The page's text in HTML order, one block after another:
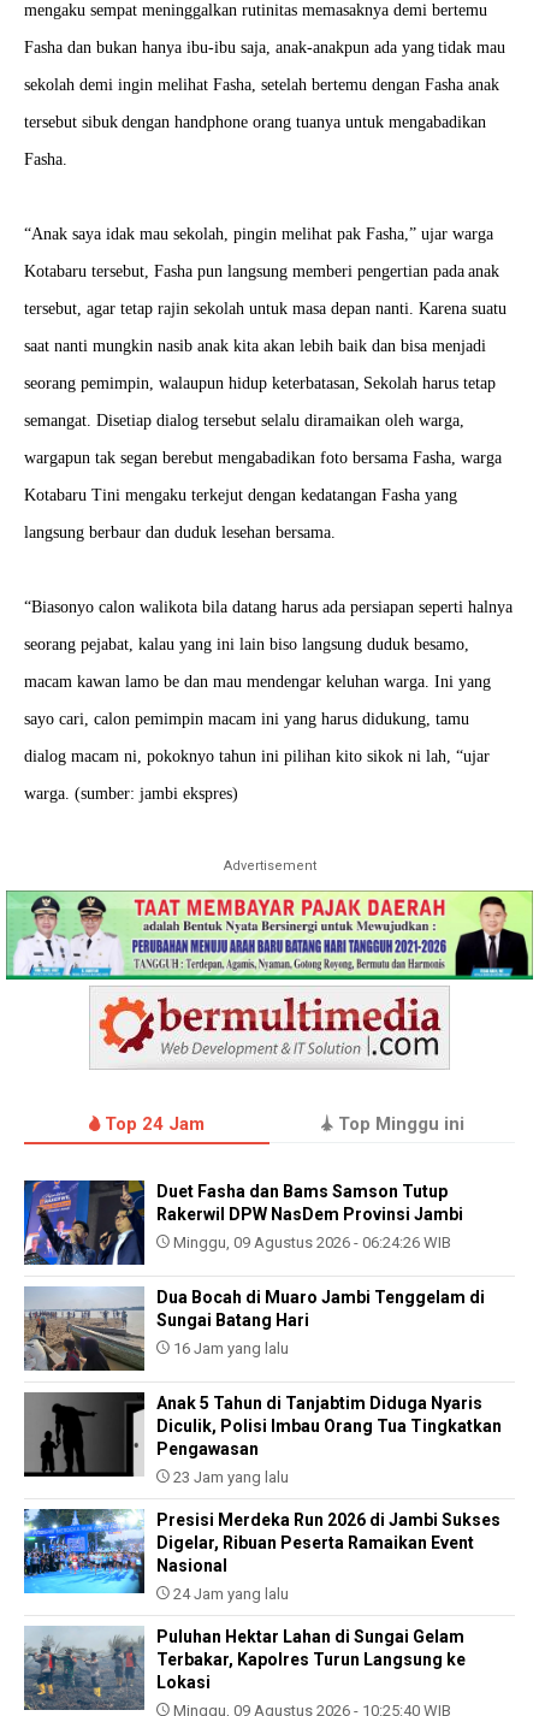
mengaku sempat meninggalkan rutinitas memasaknya demi bertemu
Fasha dan bukan hanya ibu-ibu saja, anak-anakpun ada yang tidak mau
sekolah demi ingin melihat Fasha, setelah bertemu dengan Fasha anak
tersebut sibuk dengan handphone orang tuanya untuk mengabadikan
Fasha.
“Anak saya idak mau sekolah, pingin melihat pak Fasha,” ujar warga
Kotabaru tersebut, Fasha pun langsung memberi pengertian pada anak
tersebut, agar tetap rajin sekolah untuk masa depan nanti. Karena suatu
saat nanti mungkin nasib anak kita akan lebih baik dan bisa menjadi
seorang pemimpin, walaupun hidup keterbatasan, Sekolah harus tetap
semangat. Disetiap dialog tersebut selalu diramaikan oleh warga,
wargapun tak segan berebut mengabadikan foto bersama Fasha, warga
Kotabaru Tini mengaku terkejut dengan kedatangan Fasha yang
langsung berbaur dan duduk lesehan bersama.
“Biasonyo calon walikota bila datang harus ada persiapan seperti halnya
seorang pejabat, kalau yang ini lain biso langsung duduk besamo,
macam kawan lamo be dan mau mendengar keluhan warga. Ini yang
sayo cari, calon pemimpin macam ini yang harus didukung, tamu
dialog macam ni, pokoknyo tahun ini pilihan kito sikok ni lah, “ujar
warga. (sumber: jambi ekspres)
Advertisement
Top 24 Jam Top Minggu ini
Duet Fasha dan Bams Samson Tutup
Rakerwil DPW NasDem Provinsi Jambi
Minggu, 09 Agustus 2026 - 06:24:26 WIB
Dua Bocah di Muaro Jambi Tenggelam di
Sungai Batang Hari
16 Jam yang lalu
Anak 5 Tahun di Tanjabtim Diduga Nyaris
Diculik, Polisi Imbau Orang Tua Tingkatkan
Pengawasan
23 Jam yang lalu
Presisi Merdeka Run 2026 di Jambi Sukses
Digelar, Ribuan Peserta Ramaikan Event
Nasional
24 Jam yang lalu
Puluhan Hektar Lahan di Sungai Gelam
Terbakar, Kapolres Turun Langsung ke
Lokasi
Minggu, 09 Agustus 2026 - 10:25:40 WIB